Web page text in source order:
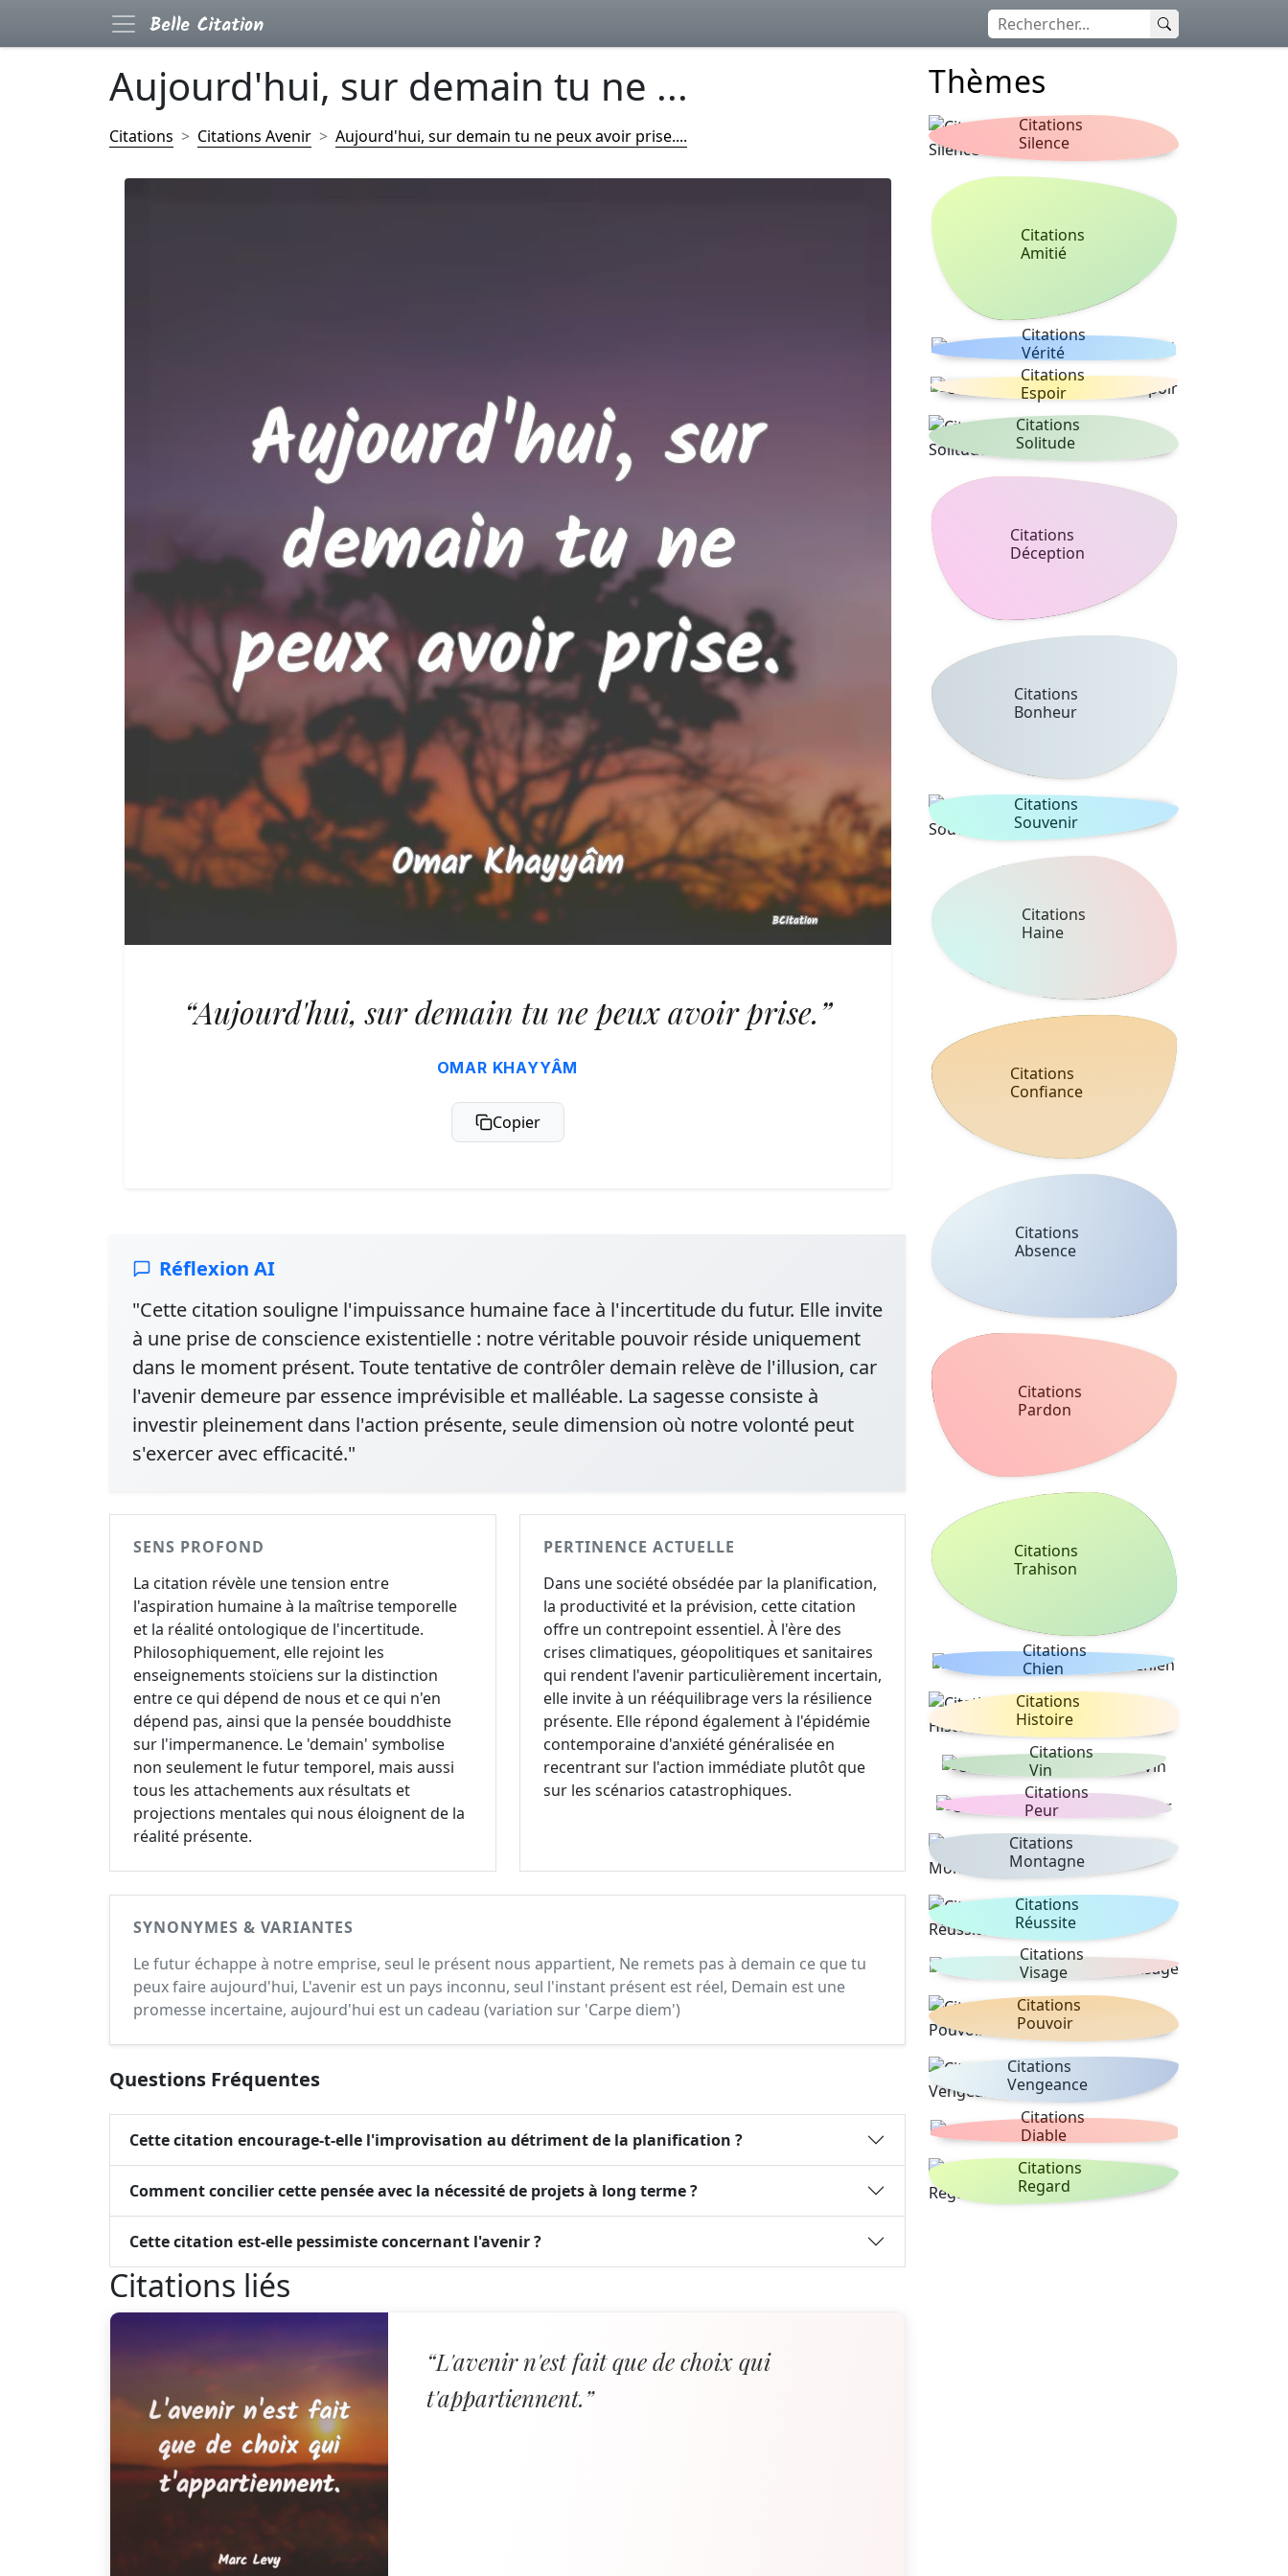
Aujourd'hui, sur demain tu ne ...
Citations Citations Avenir Aujourd'hui, sur demain tu ne peux avoir prise....
“Aujourd'hui, sur demain tu ne peux avoir prise.”
OMAR KHAYYÂM
Copier
Réflexion AI
"Cette citation souligne l'impuissance humaine face à l'incertitude du futur. Elle invite
à une prise de conscience existentielle : notre véritable pouvoir réside uniquement
dans le moment présent. Toute tentative de contrôler demain relève de l'illusion, car
l'avenir demeure par essence imprévisible et malléable. La sagesse consiste à
investir pleinement dans l'action présente, seule dimension où notre volonté peut
s'exercer avec efficacité."
SENS PROFOND
La citation révèle une tension entre
l'aspiration humaine à la maîtrise temporelle
et la réalité ontologique de l'incertitude.
Philosophiquement, elle rejoint les
enseignements stoïciens sur la distinction
entre ce qui dépend de nous et ce qui n'en
dépend pas, ainsi que la pensée bouddhiste
sur l'impermanence. Le 'demain' symbolise
non seulement le futur temporel, mais aussi
tous les attachements aux résultats et
projections mentales qui nous éloignent de la
réalité présente.
PERTINENCE ACTUELLE
Dans une société obsédée par la planification,
la productivité et la prévision, cette citation
offre un contrepoint essentiel. À l'ère des
crises climatiques, géopolitiques et sanitaires
qui rendent l'avenir particulièrement incertain,
elle invite à un rééquilibrage vers la résilience
présente. Elle répond également à l'épidémie
contemporaine d'anxiété généralisée en
recentrant sur l'action immédiate plutôt que
sur les scénarios catastrophiques.
SYNONYMES & VARIANTES
Le futur échappe à notre emprise, seul le présent nous appartient, Ne remets pas à demain ce que tu
peux faire aujourd'hui, L'avenir est un pays inconnu, seul l'instant présent est réel, Demain est une
promesse incertaine, aujourd'hui est un cadeau (variation sur 'Carpe diem')
Questions Fréquentes
Cette citation encourage-t-elle l'improvisation au détriment de la planification ?
Comment concilier cette pensée avec la nécessité de projets à long terme ?
Cette citation est-elle pessimiste concernant l'avenir ?
Citations liés
“L'avenir n'est fait que de choix qui
t'appartiennent.”
Thèmes
Citations
Silence
Citations
Amitié
Citations
Vérité
Citations
Espoir
Citations
Solitude
Citations
Déception
Citations
Bonheur
Citations
Souvenir
Citations
Haine
Citations
Confiance
Citations
Absence
Citations
Pardon
Citations
Trahison
Citations
Chien
Citations
Histoire
Citations
Vin
Citations
Peur
Citations
Montagne
Citations
Réussite
Citations
Visage
Citations
Pouvoir
Citations
Vengeance
Citations
Diable
Citations
Regard